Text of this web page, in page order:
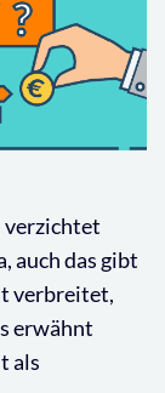
verzichtet
auch das gibt
verbreitet,
erwähnt
als